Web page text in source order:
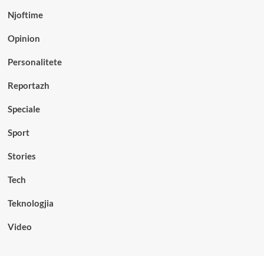
Njoftime
Opinion
Personalitete
Reportazh
Speciale
Sport
Stories
Tech
Teknologjia
Video